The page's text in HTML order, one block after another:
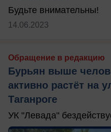
Будьте внимательны!
14.06.2023
Обращение в редакцию
Бурьян выше
активно растёт на
Таганроге
УК "Левада"